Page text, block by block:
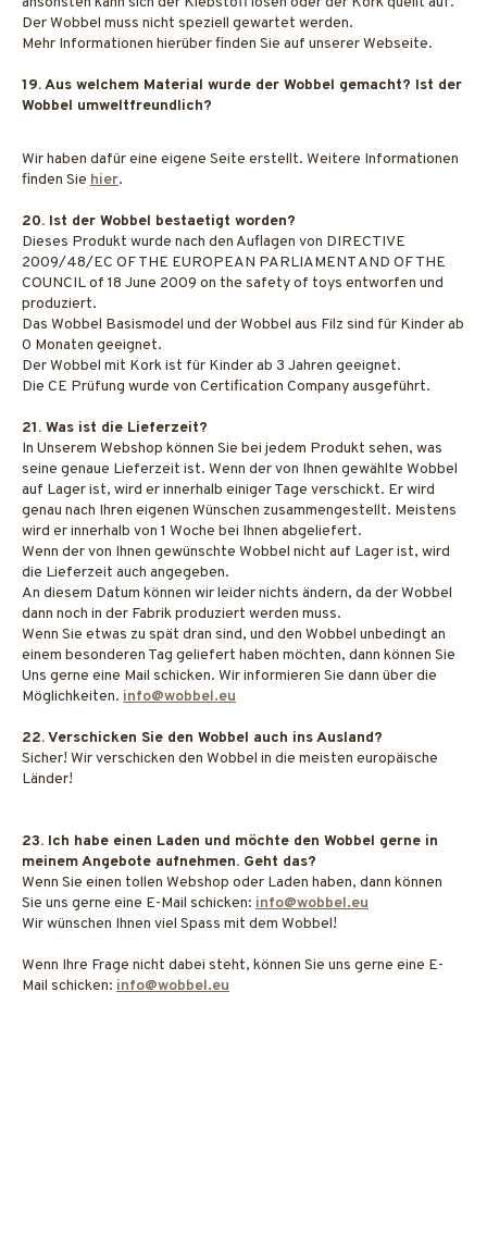
Der Wobbel muss nicht speziell gewartet werden.
Mehr Informationen hierüber finden Sie auf unserer Webseite.
19. Aus welchem Material wurde der Wobbel gemacht? Ist der
Wobbel umweltfreundlich?
Wir haben dafür eine eigene Seite erstellt. Weitere Informationen
finden Sie hier.
20. Ist der Wobbel bestaetigt worden?
Dieses Produkt wurde nach den Auflagen von DIRECTIVE
2009/48/EC OF THE EUROPEAN PARLIAMENT AND OF THE
COUNCIL of 18 June 2009 on the safety of toys entworfen und
produziert.
Das Wobbel Basismodel und der Wobbel aus Filz sind für Kinder ab
0 Monaten geeignet.
Der Wobbel mit Kork ist für Kinder ab 3 Jahren geeignet.
Die CE Prüfung wurde von Certification Company ausgeführt.
21. Was ist die Lieferzeit?
In Unserem Webshop können Sie bei jedem Produkt sehen, was
seine genaue Lieferzeit ist. Wenn der von Ihnen gewählte Wobbel
auf Lager ist, wird er innerhalb einiger Tage verschickt. Er wird
genau nach Ihren eigenen Wünschen zusammengestellt. Meistens
wird er innerhalb von 1 Woche bei Ihnen abgeliefert.
Wenn der von Ihnen gewünschte Wobbel nicht auf Lager ist, wird
die Lieferzeit auch angegeben.
An diesem Datum können wir leider nichts ändern, da der Wobbel
dann noch in der Fabrik produziert werden muss.
Wenn Sie etwas zu spät dran sind, und den Wobbel unbedingt an
einem besonderen Tag geliefert haben möchten, dann können Sie
Uns gerne eine Mail schicken. Wir informieren Sie dann über die
Möglichkeiten. info@wobbel.eu
22. Verschicken Sie den Wobbel auch ins Ausland?
Sicher! Wir verschicken den Wobbel in die meisten europäische
Länder!
23. Ich habe einen Laden und möchte den Wobbel gerne in
meinem Angebote aufnehmen. Geht das?
Wenn Sie einen tollen Webshop oder Laden haben, dann können
Sie uns gerne eine E-Mail schicken: info@wobbel.eu
Wir wünschen Ihnen viel Spass mit dem Wobbel!
Wenn Ihre Frage nicht dabei steht, können Sie uns gerne eine E-
Mail schicken: info@wobbel.eu